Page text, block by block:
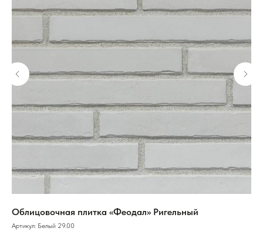
Облицовочная плитка «Феодал» Ригельный
Артикул: Белый 29.00